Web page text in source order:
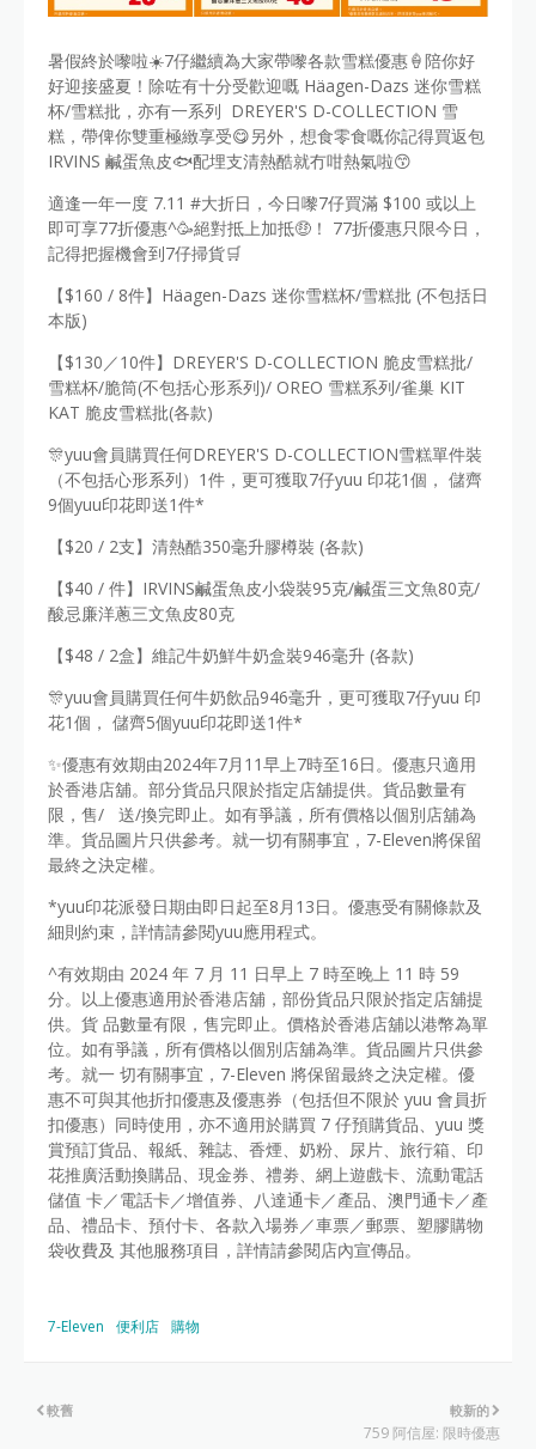
暑假終於嚟啦☀️7仔繼續為大家帶嚟各款雪糕優惠🍦陪你好
好迎接盛夏！除咗有十分受歡迎嘅 Häagen-Dazs 迷你雪糕
杯/雪糕批，亦有一系列 DREYER'S D-COLLECTION 雪
糕，帶俾你雙重極緻享受😋另外，想食零食嘅你記得買返包
IRVINS 鹹蛋魚皮🐟配埋支清熱酷就冇咁熱氣啦😙
適逢一年一度 7.11 #大折日，今日嚟7仔買滿 $100 或以上
即可享77折優惠^🥳絕對抵上加抵🤑！ 77折優惠只限今日，
記得把握機會到7仔掃貨🛒
【$160 / 8件】Häagen-Dazs 迷你雪糕杯/雪糕批 (不包括日
本版)
【$130／10件】DREYER'S D-COLLECTION 脆皮雪糕批/
雪糕杯/脆筒(不包括心形系列)/ OREO 雪糕系列/雀巢 KIT
KAT 脆皮雪糕批(各款)
🎊yuu會員購買任何DREYER'S D-COLLECTION雪糕單件裝
（不包括心形系列）1件，更可獲取7仔yuu 印花1個， 儲齊
9個yuu印花即送1件*
【$20 / 2支】清熱酷350毫升膠樽裝 (各款)
【$40 / 件】IRVINS鹹蛋魚皮小袋裝95克/鹹蛋三文魚80克/
酸忌廉洋蔥三文魚皮80克
【$48 / 2盒】維記牛奶鮮牛奶盒裝946毫升 (各款)
🎊yuu會員購買任何牛奶飲品946毫升，更可獲取7仔yuu 印
花1個， 儲齊5個yuu印花即送1件*
✨優惠有效期由2024年7月11早上7時至16日。優惠只適用
於香港店舖。部分貨品只限於指定店舖提供。貨品數量有
限，售/ 送/換完即止。如有爭議，所有價格以個別店舖為
準。貨品圖片只供參考。就一切有關事宜，7-Eleven將保留
最終之決定權。
*yuu印花派發⽇期由即⽇起⾄8⽉13⽇。優惠受有關條款及
細則約束，詳情請參閱yuu應⽤程式。
^有效期由 2024 年 7 月 11 日早上 7 時至晚上 11 時 59
分。以上優惠適用於香港店舖，部份貨品只限於指定店舖提
供。貨 品數量有限，售完即止。價格於香港店舖以港幣為單
位。如有爭議，所有價格以個別店舖為準。貨品圖片只供參
考。就一 切有關事宜，7-Eleven 將保留最終之決定權。優
惠不可與其他折扣優惠及優惠券（包括但不限於 yuu 會員折
扣優惠）同時使用，亦不適用於購買 7 仔預購貨品、yuu 獎
賞預訂貨品、報紙、雜誌、香煙、奶粉、尿片、旅行箱、印
花推廣活動換購品、現金券、禮劵、網上遊戲卡、流動電話
儲值 卡／電話卡／增值券、八達通卡／產品、澳門通卡／產
品、禮品卡、預付卡、各款入場券／車票／郵票、塑膠購物
袋收費及 其他服務項目，詳情請參閱店內宣傳品。
7-Eleven 便利店 購物
較新的
759 阿信屋: 限時優惠
較舊